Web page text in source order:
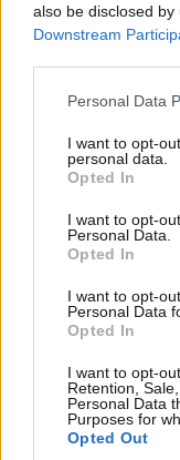
also be disclosed
Downstream
Please note that
not limited to your
grant or deny
use your data for
consent section.
Personal Data
I want to opt-
personal data.
Opted In
I want to opt-
Personal Data.
Opted In
I want to opt-
Personal Data
Opted In
I want to opt-
Retention,
Personal Data
Purposes for
Opted Out
LIFESTYLE08·08·2026
φιλιά με τον
ευτυχίας